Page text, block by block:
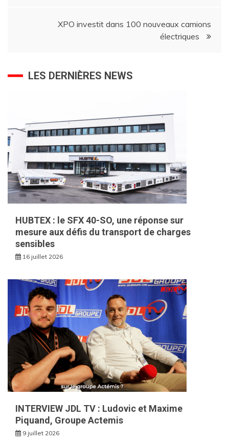
XPO investit dans 100 nouveaux camions
électriques
LES DERNIÈRES NEWS
HUBTEX : le SFX 40-SO, une réponse sur
mesure aux défis du transport de charges
sensibles
16 juillet 2026
INTERVIEW JDL TV : Ludovic et Maxime
Piquand, Groupe Actemis
9 juillet 2026